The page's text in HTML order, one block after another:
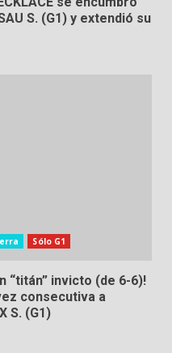
S. (G1) y extendió su
Sólo G1
“titán” invicto (de 6-6)!
consecutiva a
S. (G1)